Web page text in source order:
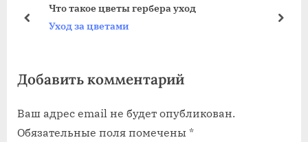
щ
з
п
и
з
п
и
Что такое цветы гербера уход
Уход за цветами
пред
Добавить комментарий
Ваш адрес email не будет опубликован.
Обязательные поля помечены *